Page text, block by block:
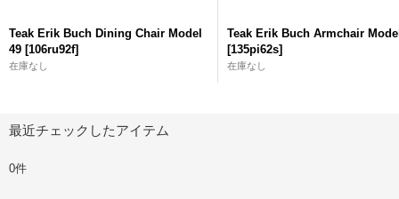
Teak Erik Buch Dining Chair Model
49 [106ru92f]
在庫なし
Teak Erik Buch Armchair
[135pi62s]
在庫なし
最近チェックしたアイテム
0件